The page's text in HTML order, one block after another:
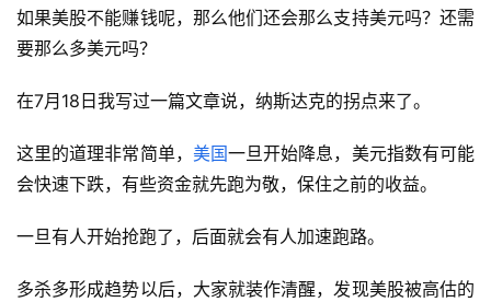
如果美股不能赚钱呢，那么他们还会那么支持美元吗？还需
要那么多美元吗？
在7月18日我写过一篇文章说，纳斯达克的拐点来了。
这里的道理非常简单， 美国一旦开始降息，美元指数有可能
会快速下跌，有些资金就先跑为敬，保住之前的收益。
一旦有人开始抢跑了，后面就会有人加速跑路。
多杀多形成趋势以后，大家就装作清醒，发现美股被高估的